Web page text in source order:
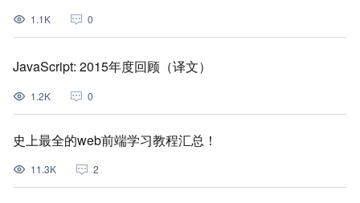
1.1K 0
JavaScript: 2015年度回顾（译文）
1.2K 0
史上最全的web前端学习教程汇总！
11.3K 2